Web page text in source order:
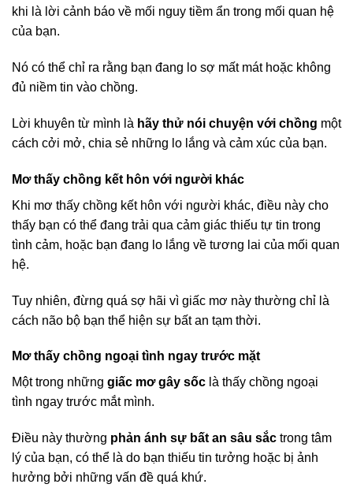
khi là lời cảnh báo về mối nguy tiềm ẩn trong mối quan hệ
của bạn.
Nó có thể chỉ ra rằng bạn đang lo sợ mất mát hoặc không
đủ niềm tin vào chồng.
Lời khuyên từ mình là hãy thử nói chuyện với chồng một
cách cởi mở, chia sẻ những lo lắng và cảm xúc của bạn.
Mơ thấy chồng kết hôn với người khác
Khi mơ thấy chồng kết hôn với người khác, điều này cho
thấy bạn có thể đang trải qua cảm giác thiếu tự tin trong
tình cảm, hoặc bạn đang lo lắng về tương lai của mối quan
hệ.
Tuy nhiên, đừng quá sợ hãi vì giấc mơ này thường chỉ là
cách não bộ bạn thể hiện sự bất an tạm thời.
Mơ thấy chồng ngoại tình ngay trước mặt
Một trong những giấc mơ gây sốc là thấy chồng ngoại
tình ngay trước mắt mình.
Điều này thường phản ánh sự bất an sâu sắc trong tâm
lý của bạn, có thể là do bạn thiếu tin tưởng hoặc bị ảnh
hưởng bởi những vấn đề quá khứ.